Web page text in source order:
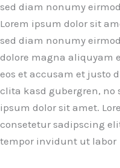
sed diam nonumy
Lorem ipsum dolor sit
sed diam nonumy
dolore magna aliquyam
eos et accusam et justo
clita kasd gubergren, no
ipsum dolor sit amet.
consetetur sadipscing
tempor invidunt ut labor